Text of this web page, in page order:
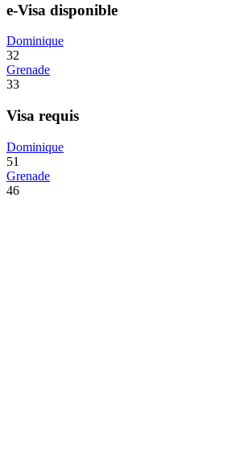
e-Visa disponible
Dominique
32
Grenade
33
Visa requis
Dominique
51
Grenade
46